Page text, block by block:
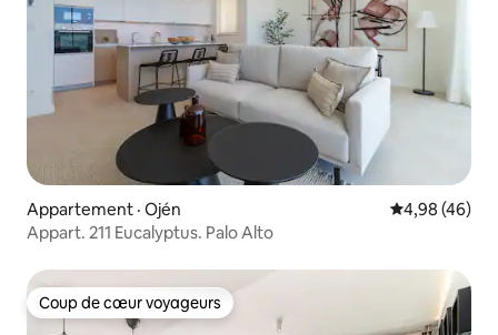
Appartement · Ojén Note
4,98 (46)
Appart. 211 Eucalyptus. Palo Alto
Coup de cœur voyageurs
Coup de cœur voyageurs